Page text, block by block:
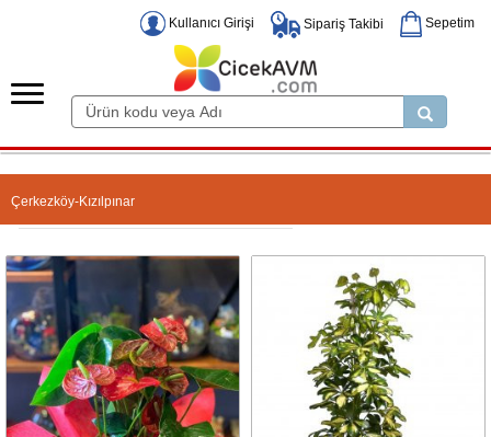
Kullanıcı Girişi Sipariş Takibi Sepetim
Çerkezköy-Kızılpınar